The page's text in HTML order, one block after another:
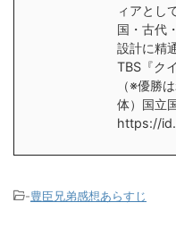
ィアとし
国・古代
設計に精
TBS『ク
（※優勝
体）国立
https://
-豊臣兄弟感想あらすじ